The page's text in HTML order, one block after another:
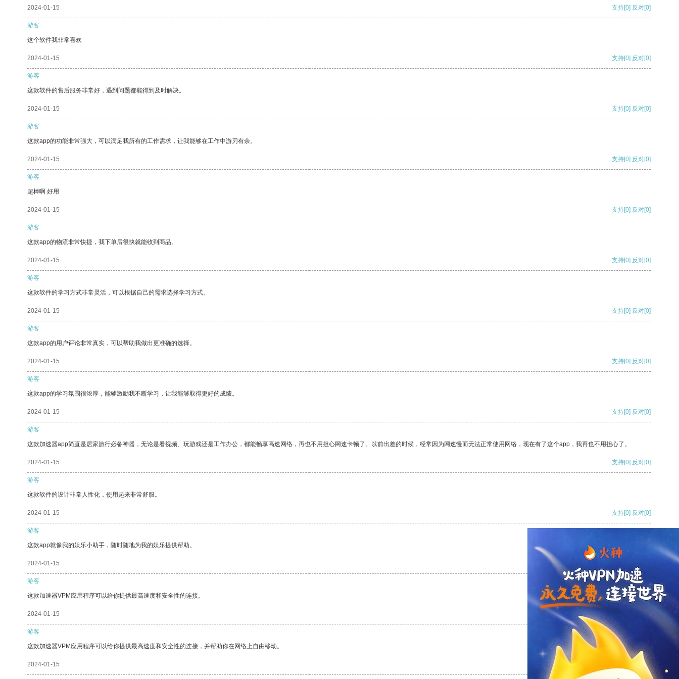
2024-01-15 支持[0] 反对[0]
游客
这个软件我非常喜欢
2024-01-15 支持[0] 反对[0]
游客
这款软件的售后服务非常好，遇到问题都能得到及时解决。
2024-01-15 支持[0] 反对[0]
游客
这款app的功能非常强大，可以满足我所有的工作需求，让我能够在工作中游刃有余。
2024-01-15 支持[0] 反对[0]
游客
超棒啊 好用
2024-01-15 支持[0] 反对[0]
游客
这款app的物流非常快捷，我下单后很快就能收到商品。
2024-01-15 支持[0] 反对[0]
游客
这款软件的学习方式非常灵活，可以根据自己的需求选择学习方式。
2024-01-15 支持[0] 反对[0]
游客
这款app的用户评论非常真实，可以帮助我做出更准确的选择。
2024-01-15 支持[0] 反对[0]
游客
这款app的学习氛围很浓厚，能够激励我不断学习，让我能够取得更好的成绩。
2024-01-15 支持[0] 反对[0]
游客
这款加速器app简直是居家旅行必备神器，无论是看视频、玩游戏还是工作办公，都能畅享高速网络，再也不用担心网速卡顿了。以前出差的时候，经常因为网速慢而无法正常使用网络，现在有了这个app，我再也不用担心了。
2024-01-15 支持[0] 反对[0]
游客
这款软件的设计非常人性化，使用起来非常舒服。
2024-01-15 支持[0] 反对[0]
游客
这款app就像我的娱乐小助手，随时随地为我的娱乐提供帮助。
2024-01-15
游客
这款加速器VPM应用程序可以给你提供最高速度和安全性的连接。
2024-01-15 反对
游客
这款加速器VPM应用程序可以给你提供最高速度和安全性的连接，并帮助你在网络上自由移动。
2024-01-15 反对[0]